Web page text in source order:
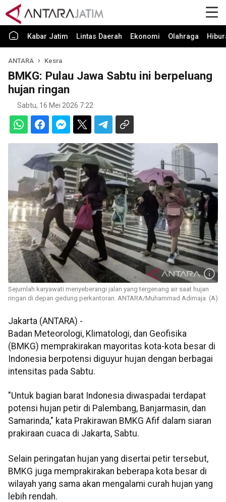
Kabar Jatim Lintas Daerah Ekonomi Olahraga
ANTARA Kesra
BMKG: Pulau Jawa Sabtu ini berpeluang
hujan ringan
Sabtu, 16 Mei 2026 7:22
Sejumlah karyawati menyeberangi jalan yang tergenang air saat hujan
ringan di depan gedung perkantoran. ANTARA/Muhammad Adimaja. (A)
Jakarta (ANTARA) -
Badan Meteorologi, Klimatologi, dan Geofisika
(BMKG) memprakirakan mayoritas kota-kota besar di
Indonesia berpotensi diguyur hujan dengan berbagai
intensitas pada Sabtu.
"Untuk bagian barat Indonesia diwaspadai terdapat
potensi hujan petir di Palembang, Banjarmasin, dan
Samarinda," kata Prakirawan BMKG Afif dalam siaran
prakiraan cuaca di Jakarta, Sabtu.
Selain peringatan hujan yang disertai petir tersebut,
BMKG juga memprakirakan beberapa kota besar di
wilayah yang sama akan mengalami curah hujan yang
lebih rendah.